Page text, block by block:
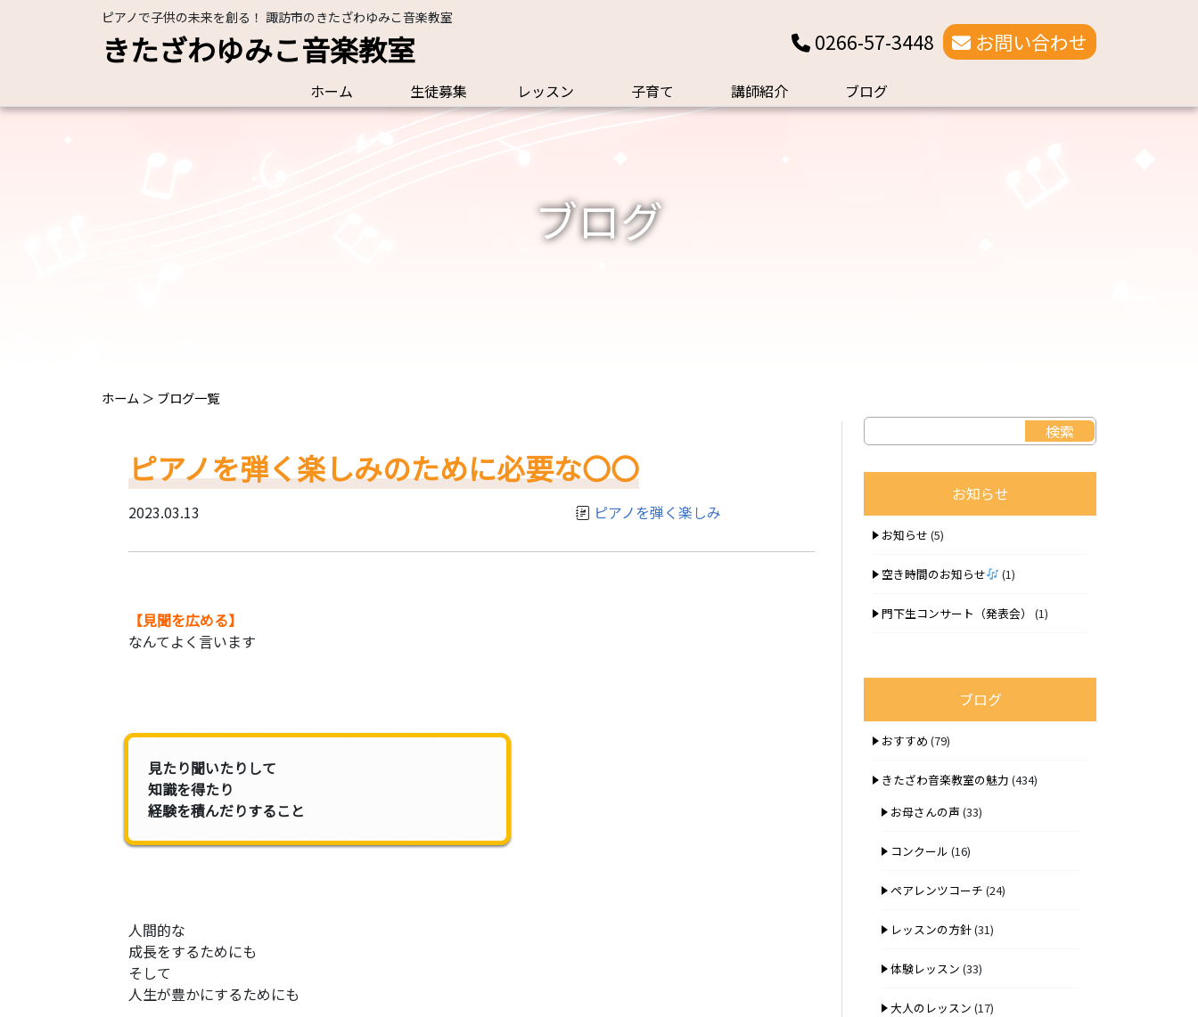
ピアノで子供の未来を創る！ 諏訪市のきたざわゆみこ音楽教室
きたざわゆみこ音楽教室 0266-57-3448 お問い合わせ
ホーム 生徒募集 レッスン 子育て 講師紹介 ブログ
ブログ
ホーム ＞ ブログ一覧
ピアノを弾く楽しみのために必要な〇〇
2023.03.13 ピアノを弾く楽しみ
【見聞を広める】
なんてよく言います
見たり聞いたりして
知識を得たり
経験を積んだりすること
人間的な
成長をするためにも
そして
人生が豊かにするためにも
お知らせ
お知らせ (5)
空き時間のお知らせ (1)
門下生コンサート（発表会） (1)
ブログ
おすすめ (79)
きたざわ音楽教室の魅力 (434)
お母さんの声 (33)
コンクール (16)
ペアレンツコーチ (24)
レッスンの方針(31)
体験レッスン (33)
大人のレッスン (17)